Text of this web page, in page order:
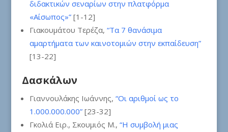
διδακτικών σεναρίων στην πλατφόρμα
«Αίσωπος»”[1-12]
Γιακουμάτου Τερέζα, “Τα 7 θανάσιμα
αμαρτήματα των καινοτομιών στην εκπαίδευση”
[13-22]
Δασκάλων
Γιαννουλάκης Ιωάννης, “Οι αριθμοί ως το
1.000.000.000”[23-32]
Γκολιά Ειρ., Σκουμιός Μ., “Η συμβολή μιας